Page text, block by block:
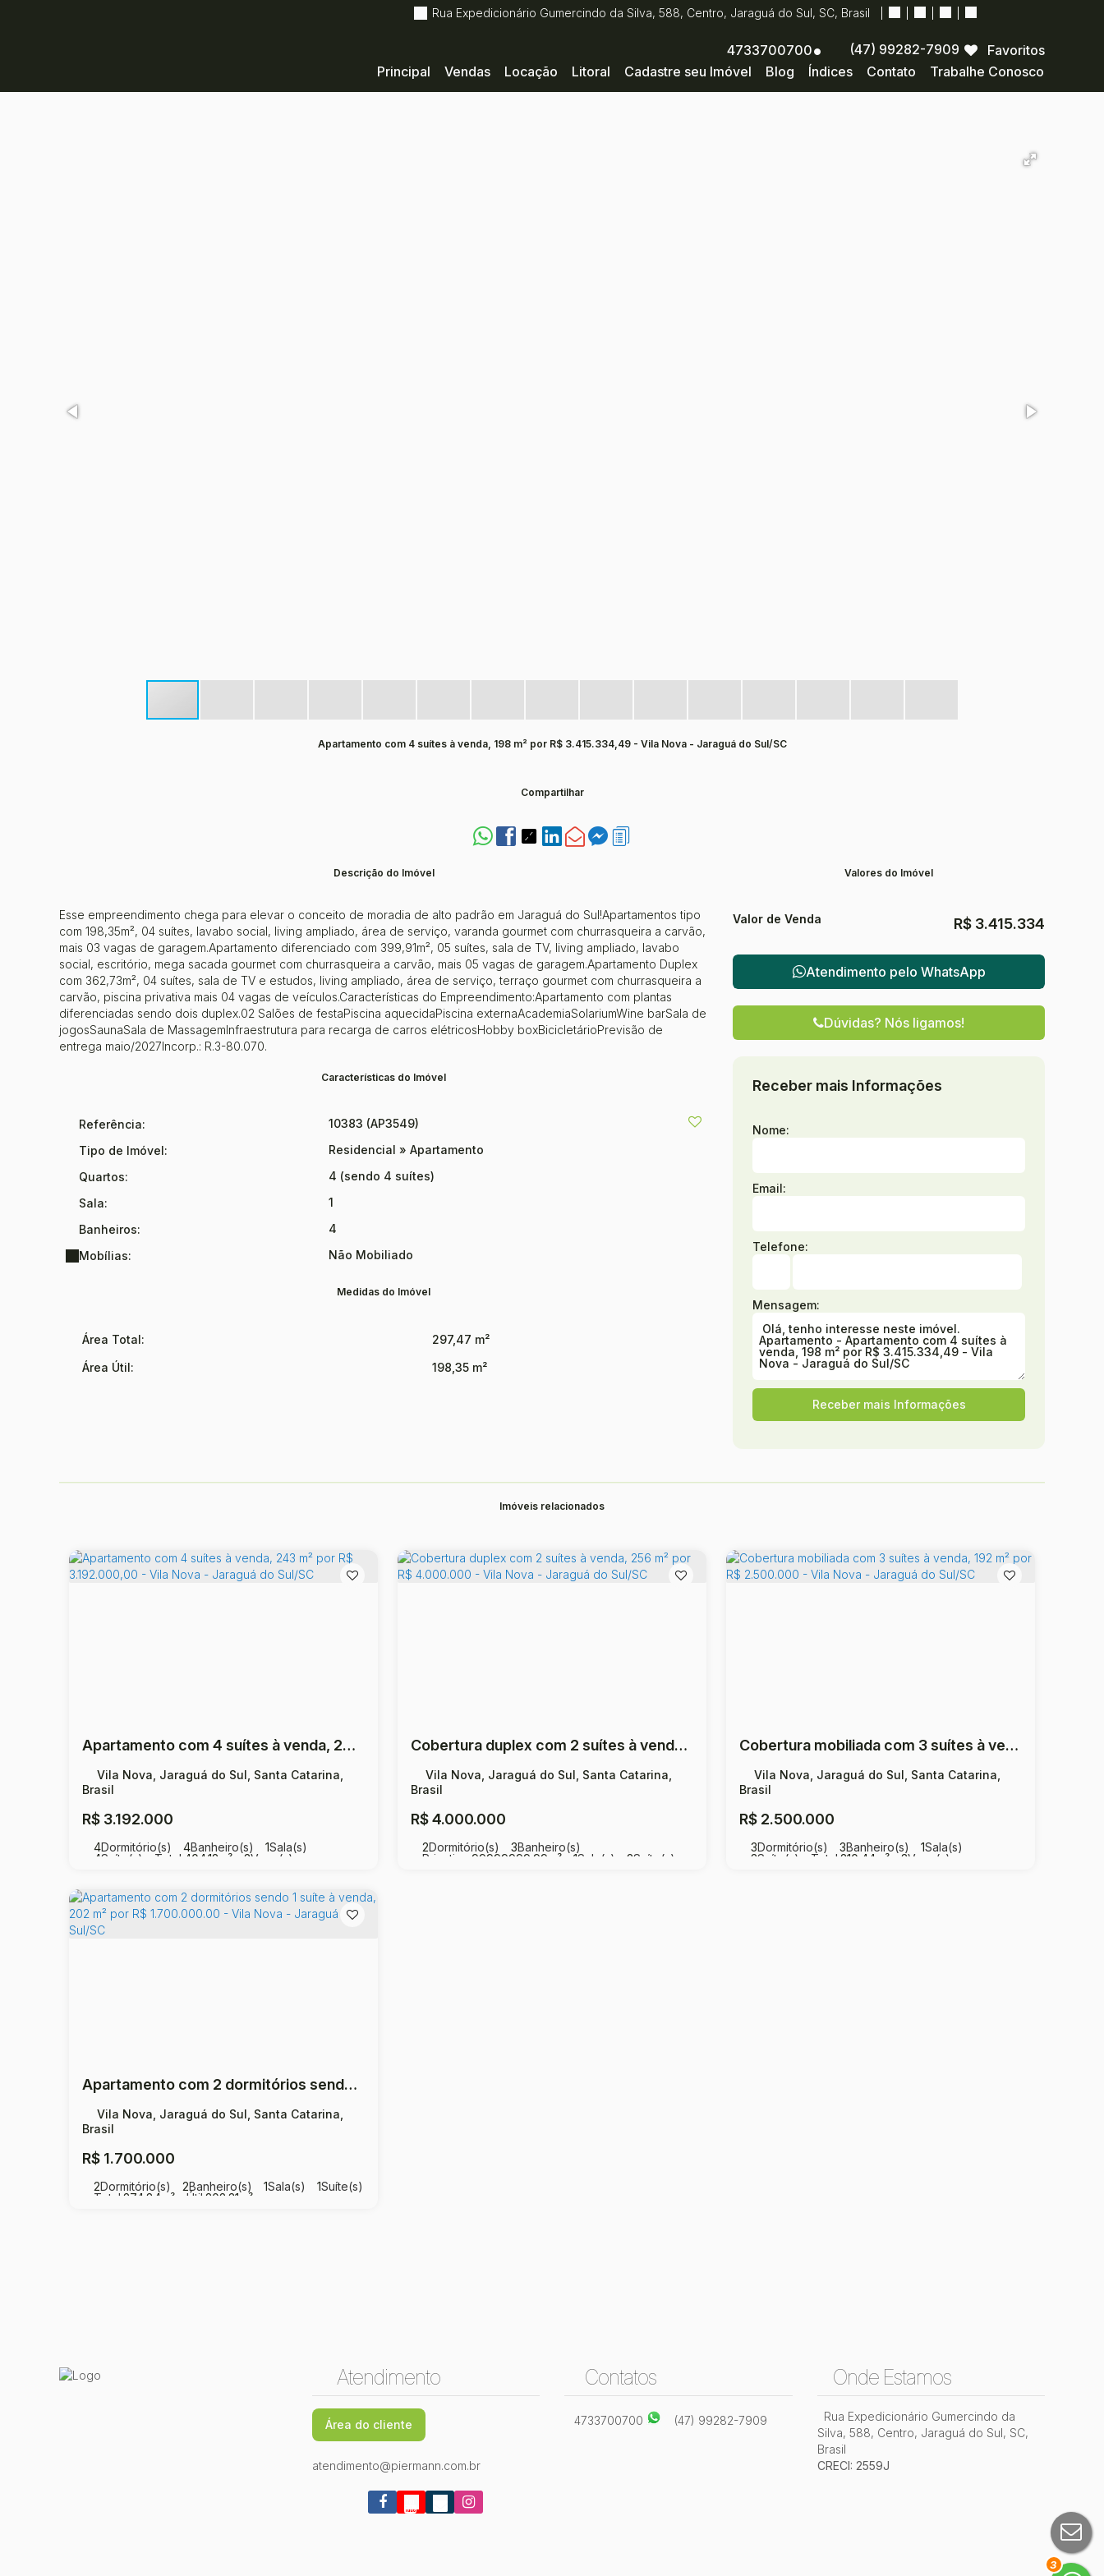
Rua Expedicionário Gumercindo da Silva, 588, Centro, Jaraguá do Sul, SC, Brasil
Trabalhe Conosco
Contato
Índices
Blog
Cadastre seu Imóvel
Litoral
Locação
Vendas
Principal
Favoritos
4733700700 (47) 99282-7909
3
Apartamento com 4 suítes à venda, 198 m² por R$ 3.415.334,49 - Vila Nova - Jaraguá do Sul/SC
Compartilhar
Descrição do Imóvel
Esse empreendimento chega para elevar o conceito de moradia de alto padrão em Jaraguá do Sul!Apartamentos tipo
com 198,35m², 04 suítes, lavabo social, living ampliado, área de serviço, varanda gourmet com churrasqueira a carvão,
mais 03 vagas de garagem.Apartamento diferenciado com 399,91m², 05 suítes, sala de TV, living ampliado, lavabo
social, escritório, mega sacada gourmet com churrasqueira a carvão, mais 05 vagas de garagem.Apartamento Duplex
com 362,73m², 04 suítes, sala de TV e estudos, living ampliado, área de serviço, terraço gourmet com churrasqueira a
carvão, piscina privativa mais 04 vagas de veículos.Características do Empreendimento:Apartamento com plantas
diferenciadas sendo dois duplex.02 Salões de festaPiscina aquecidaPiscina externaAcademiaSolariumWine barSala de
jogosSaunaSala de MassagemInfraestrutura para recarga de carros elétricosHobby boxBicicletárioPrevisão de
entrega maio/2027Incorp.: R.3-80.070.
Características do Imóvel
Referência: 10383 (AP3549)
Tipo de Imóvel:
Residencial » Apartamento
Quartos:
4 (sendo 4 suítes)
Sala:
1
Banheiros:
4
Mobílias:
Não Mobiliado
Medidas do Imóvel
Área Total:
297,47 m²
Área Útil:
198,35 m²
Valores do Imóvel
R$ 3.415.334
Valor de Venda
Atendimento pelo WhatsApp
Dúvidas? Nós ligamos!
Receber mais Informações
Nome:
Email:
Telefone:
Mensagem:
Imóveis relacionados
Apartamento com 4 suítes à venda, 243 m² por R$ 3.192.000,00 - Vila Nova - Jaraguá do Sul/SC
R$ 3.192.000
Vila Nova, Jaraguá do Sul, Santa Catarina,
Brasil
4Dormitório(s) 4Banheiro(s) 1Sala(s)
4Suíte(s) Total: 404 .12 m² 3Vaga(s)
Cobertura duplex com 2 suítes à venda, 256 m² por R$ 4.000.000 - Vila Nova - Jaraguá do Sul/SC
R$4.000.000
Vila Nova, Jaraguá do Sul, Santa Catarina,
Brasil
2Dormitório(s) 3Banheiro(s)
Privativo: 99999999 .99 m² 1Sala(s) 2Suíte(s)
Cobertura mobiliada com 3 suítes à venda, 192 m² por R$ 2.500.000 - Vila Nova - Jaraguá do Sul/SC
R$2.500.000
Vila Nova, Jaraguá do Sul, Santa Catarina,
Brasil
3Dormitório(s) 3Banheiro(s) 1Sala(s)
3Suíte(s) Total: 210 .44 m² 3Vaga(s)
Apartamento com 2 dormitórios sendo 1 suíte à venda, 202 m² por R$ 1.700.000.00 - Vila Nova - Jaraguá do Sul/SC
R$ 1.700.000
Vila Nova, Jaraguá do Sul, Santa Catarina,
Brasil
2Dormitório(s) 2Banheiro(s) 1Sala(s) 1Suíte(s)
Total: 274 .84 m² Útil: 202 .31 m²
Atendimento
Área do cliente
atendimento@piermann.com.br
Contatos
4733700700 (47) 99282-7909
Onde Estamos
Rua Expedicionário Gumercindo da
Silva, 588, Centro, Jaraguá do Sul, SC,
Brasil
CRECI: 2559J